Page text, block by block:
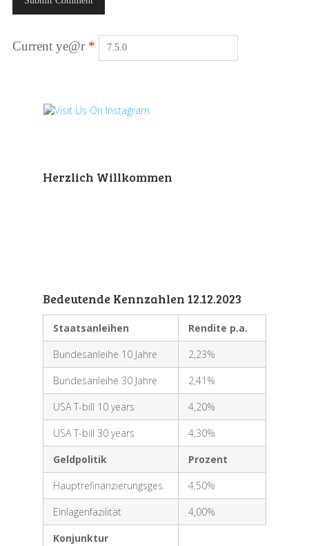
Current ye@r *
Herzlich Willkommen
Bedeutende Kennzahlen 12.12.2023
Staatsanleihen
Rendite p.a.
Bundesanleihe 10 Jahre
2,23%
Bundesanleihe 30 Jahre
2,41%
USA T-bill 10 years
4,20%
USA T-bill 30 years
4,30%
Geldpolitik
Prozent
Hauptrefinanzierungsges.
4,50%
Einlagenfazilität
4,00%
Konjunktur